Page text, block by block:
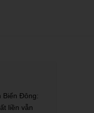
Biển Đông:
liền vẫn